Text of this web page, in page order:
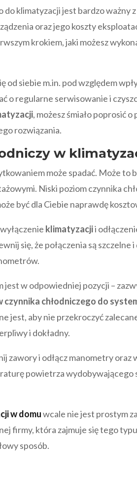
klimatyzacji jest bardzo ważny
oraz jego koszty
krokiem, jaki możesz
od siebie m.in. pod względem
o regularne serwisowanie i
, możesz śmiało poprosić
rozwiązania.
w
może spadać. Może
Niski poziom czynnika
być dla Ciebie naprawdę
klimatyzacjii
się, że połączenia są
jest w odpowiedniej pozycji –
czynnika chłodniczego do
jest, aby nie przekroczyć
i dokładny.
zawory i odłącz manometry
powietrza wydobywającego
w domuwcale nie jest prostym
firmy, która zajmuje się tego
sposób.